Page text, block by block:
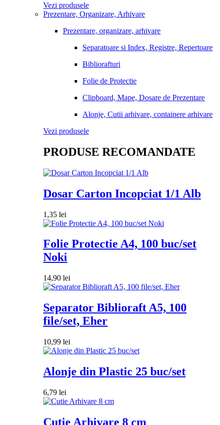
Vezi produsele
Prezentare, Organizare, Arhivare
Prezentare, organizare, arhivare
Separatoare si Index, Registre, Repertoare
Bibliorafturi
Folie de Protectie
Clipboard, Mape, Dosare de Prezentare
Alonje, Cutii arhivare, containere arhivare
Vezi produsele
PRODUSE RECOMANDATE
Dosar Carton Incopciat 1/1 Alb
1,35 lei
Folie Protectie A4, 100 buc/set
Noki
14,90 lei
Separator Biblioraft A5, 100
file/set, Eher
10,99 lei
Alonje din Plastic 25 buc/set
6,79 lei
Cutie Arhivare 8 cm